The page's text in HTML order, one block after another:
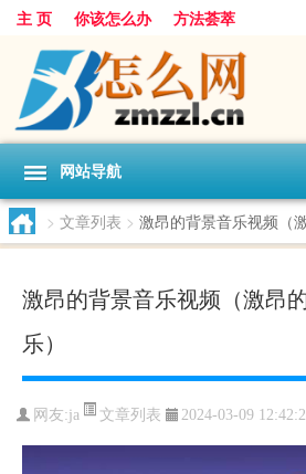
主 页 你该怎么办 方法荟萃
网站导航
> 文章列表 > 激昂的背景音乐视频（
激昂的背景音乐视频（激昂
乐）
网友:ja 文章列表 2024-03-09